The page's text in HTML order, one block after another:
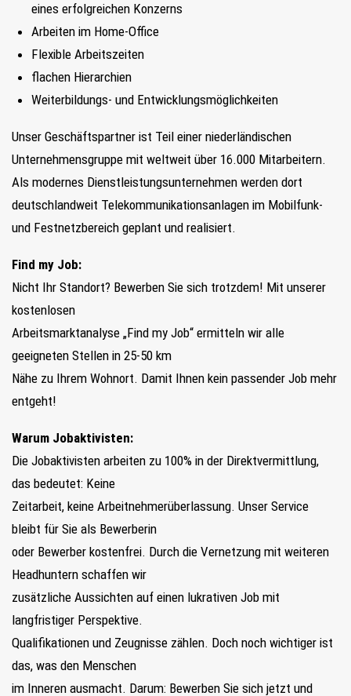
eines erfolgreichen Konzerns
Arbeiten im Home-Office
Flexible Arbeitszeiten
flachen Hierarchien
Weiterbildungs- und Entwicklungsmöglichkeiten
Unser Geschäftspartner ist Teil einer niederländischen
Unternehmensgruppe mit weltweit über 16.000 Mitarbeitern.
Als modernes Dienstleistungsunternehmen werden dort
deutschlandweit Telekommunikationsanlagen im Mobilfunk-
und Festnetzbereich geplant und realisiert.
Find my Job:
Nicht Ihr Standort? Bewerben Sie sich trotzdem! Mit unserer
kostenlosen
Arbeitsmarktanalyse „Find my Job“ ermitteln wir alle
geeigneten Stellen in 25-50 km
Nähe zu Ihrem Wohnort. Damit Ihnen kein passender Job mehr
entgeht!
Warum Jobaktivisten:
Die Jobaktivisten arbeiten zu 100% in der Direktvermittlung,
das bedeutet: Keine
Zeitarbeit, keine Arbeitnehmerüberlassung. Unser Service
bleibt für Sie als Bewerberin
oder Bewerber kostenfrei. Durch die Vernetzung mit weiteren
Headhuntern schaffen wir
zusätzliche Aussichten auf einen lukrativen Job mit
langfristiger Perspektive.
Qualifikationen und Zeugnisse zählen. Doch noch wichtiger ist
das, was den Menschen
im Inneren ausmacht. Darum: Bewerben Sie sich jetzt und